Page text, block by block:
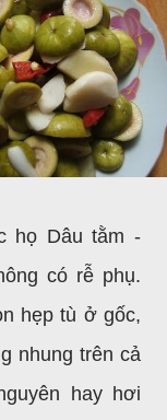
họ Dâu tằm -
có rễ phụ.
hẹp tù ở gốc,
nhung trên cả
hay hơi